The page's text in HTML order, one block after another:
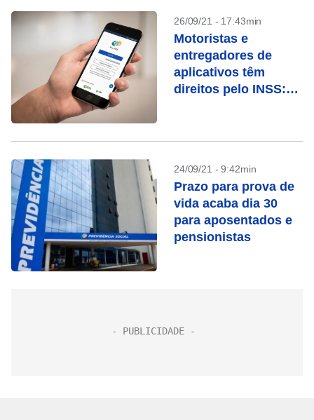
26/09/21 - 17:43min
Motoristas e
entregadores de
aplicativos têm
direitos pelo INSS:
24/09/21 - 9:42min
Prazo para prova de
vida acaba dia 30
para aposentados e
pensionistas